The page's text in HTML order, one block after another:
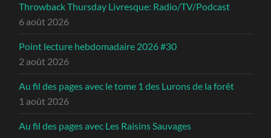
Throwback Thursday Livresque: Radio/TV/Podcast
6 août 2026
Point lecture hebdomadaire 2026 #30
2 août 2026
Au fil des pages avec le tome 1 des Lurons de la forêt
1 août 2026
Au fil des pages avec Les Raisins Sauvages